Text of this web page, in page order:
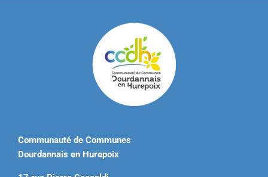
Communauté de Communes
Dourdannais en Hurepoix